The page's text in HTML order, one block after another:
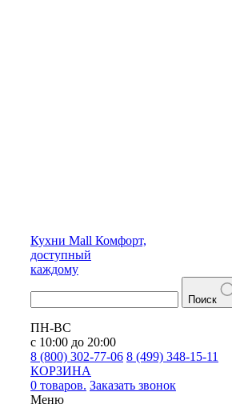
Кухни Mall Комфорт,
доступный
каждому
Поиск
ПН-ВС
с 10:00 до 20:00
8 (800) 302-77-06 8 (499) 348-15-11
КОРЗИНА
0 товаров. Заказать звонок
Меню